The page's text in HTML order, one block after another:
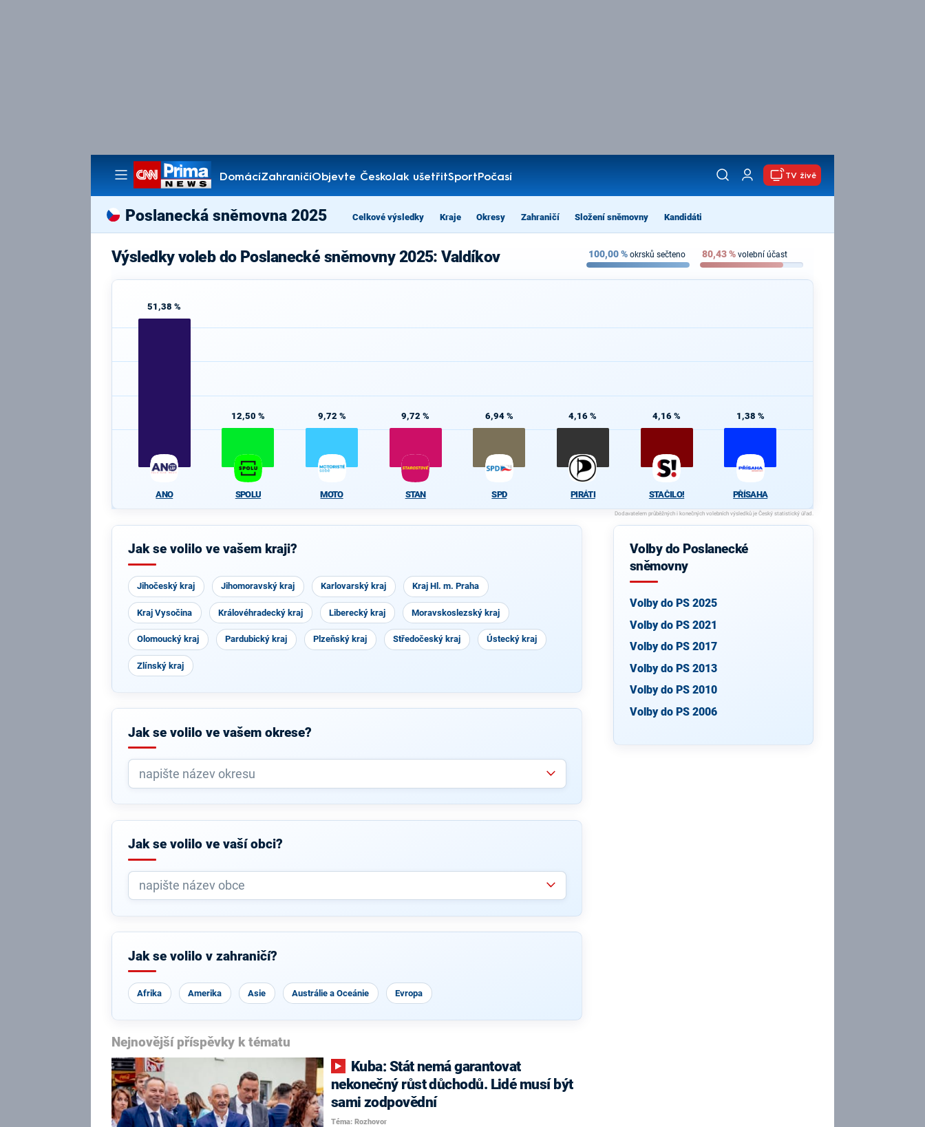
DomácíZahraničíObjevte ČeskoJak ušetřitSportPočasí
Pořady
TV živě
Poslanecká sněmovna 2025 Celkové výsledky Kraje Okresy Zahraničí Složení sněmovny Kandidáti
Výsledky voleb do Poslanecké sněmovny 2025: Valdíkov 100,00% okrsků sečteno 80,43% volební účast
51,38 %
ANO
12,50 %
SPOLU
9,72 %
MOTO
9,72 %
STAN
6,94 %
SPD
4,16 %
PIRÁTI
4,16 %
STAČILO!
1,38 %
PŘÍSAHA
Jak se volilo ve vašem kraji?
Jihočeský kraj Jihomoravský kraj Karlovarský kraj Kraj Hl. m. Praha
Kraj Vysočina Královéhradecký kraj Liberecký kraj Moravskoslezský kraj
Olomoucký kraj Pardubický kraj Plzeňský kraj Středočeský kraj Ústecký kraj
Zlínský kraj
Jak se volilo ve vašem okrese?
Jak se volilo ve vaší obci?
Jak se volilo v zahraničí?
Afrika Amerika Asie Austrálie a Oceánie Evropa
Nejnovější příspěvky k tématu
nekonečný růst důchodů. Lidé musí být
sami zodpovědní
Téma: Rozhovor
Volby do Poslanecké
sněmovny
Volby do PS 2025
Volby do PS 2021
Volby do PS 2017
Volby do PS 2013
Volby do PS 2010
Volby do PS 2006